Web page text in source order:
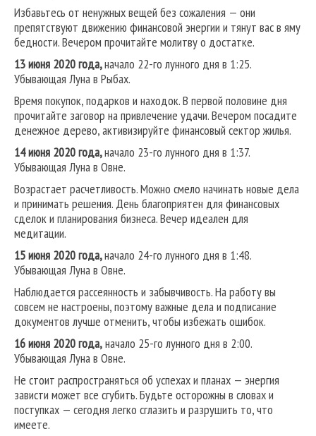
Избавьтесь от ненужных вещей без сожаления — они
препятствуют движению финансовой энергии и тянут вас в яму
бедности. Вечером прочитайте молитву о достатке.
13 июня 2020 года,начало 22-го лунного дня в 1:25.
Убывающая Луна в Рыбах.
Время покупок, подарков и находок. В первой половине дня
прочитайте заговор на привлечение удачи. Вечером посадите
денежное дерево, активизируйте финансовый сектор жилья.
14 июня 2020 года,начало 23-го лунного дня в 1:37.
Убывающая Луна в Овне.
Возрастает расчетливость. Можно смело начинать новые дела
и принимать решения. День благоприятен для финансовых
сделок и планирования бизнеса. Вечер идеален для
медитации.
15 июня 2020 года,начало 24-го лунного дня в 1:48.
Убывающая Луна в Овне.
Наблюдается рассеянность и забывчивость. На работу вы
совсем не настроены, поэтому важные дела и подписание
документов лучше отменить, чтобы избежать ошибок.
16 июня 2020 года,начало 25-го лунного дня в 2:00.
Убывающая Луна в Овне.
Не стоит распространяться об успехах и планах — энергия
зависти может все сгубить. Будьте осторожны в словах и
поступках — сегодня легко сглазить и разрушить то, что
имеете.